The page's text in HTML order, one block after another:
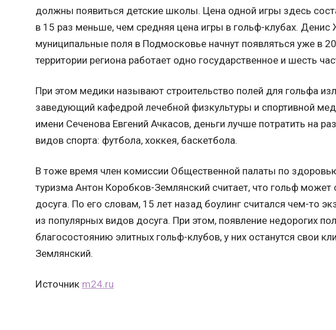
должны появиться детские школы. Цена одной игры здесь
в 15 раз меньше, чем средняя цена игры в гольф-клубах. Денис
муниципальные поля в Подмосковье начнут появляться уже в
территории региона работает одно государственное и шесть
При этом медики называют строительство полей для гольфа
заведующий кафедрой лечебной физкультуры и спортивной
имени Сеченова Евгений Ачкасов, деньги лучше потратить на
видов спорта: футбола, хоккея, баскетбола.
В тоже время член комиссии Общественной палаты по
туризма Антон Коробков-Землянский считает, что гольф
досуга. По его словам, 15 лет назад боулинг считался чем-то
из популярных видов досуга. При этом, появление недорогих
благосостоянию элитных гольф-клубов, у них останутся свои
Землянский.
Источник m24.ru